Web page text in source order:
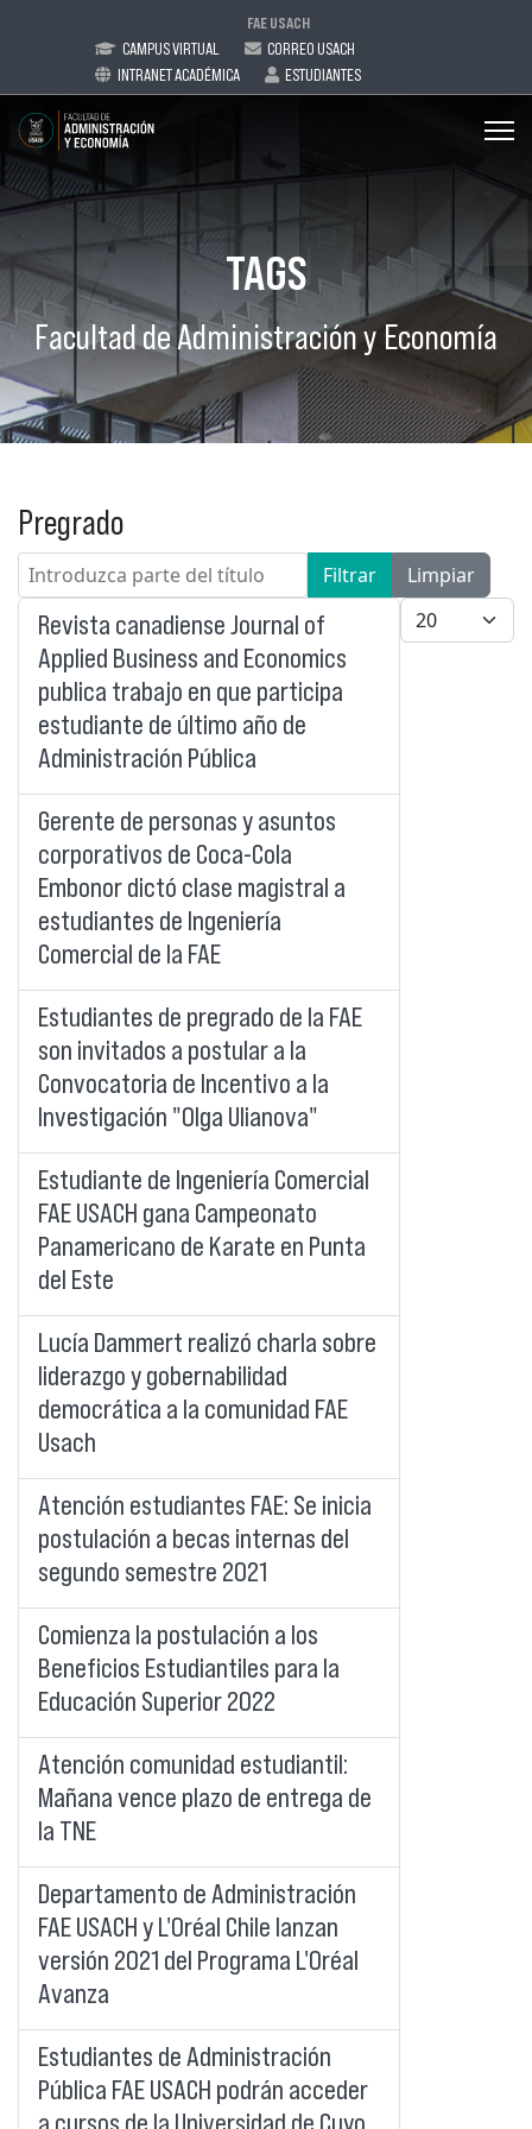
FAE USACH
CAMPUS VIRTUAL
CORREO USACH
INTRANET ACADÉMICA
ESTUDIANTES
TAGS
Facultad de Administración y Economía
Pregrado
Introduzca parte del título Filtrar
Limpiar
Cantidad a
Revista canadiense Journal of
Applied Business and Economics
publica trabajo en que participa
estudiante de último año de
Administración Pública
Gerente de personas y asuntos
corporativos de Coca-Cola
Embonor dictó clase magistral a
estudiantes de Ingeniería
Comercial de la FAE
Estudiantes de pregrado de la FAE
son invitados a postular a la
Convocatoria de Incentivo a la
Investigación "Olga Ulianova"
Estudiante de Ingeniería Comercial
FAE USACH gana Campeonato
Panamericano de Karate en Punta
del Este
Lucía Dammert realizó charla sobre
liderazgo y gobernabilidad
democrática a la comunidad FAE
Usach
Atención estudiantes FAE: Se inicia
postulación a becas internas del
segundo semestre 2021
Comienza la postulación a los
Beneficios Estudiantiles para la
Educación Superior 2022
Atención comunidad estudiantil:
Mañana vence plazo de entrega de
la TNE
Departamento de Administración
FAE USACH y L'Oréal Chile lanzan
versión 2021 del Programa L'Oréal
Avanza
Estudiantes de Administración
Pública FAE USACH podrán acceder